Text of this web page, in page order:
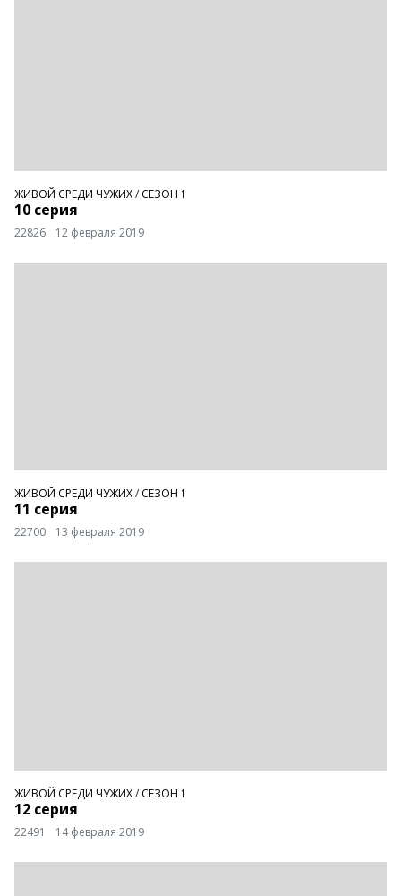
ЖИВОЙ СРЕДИ ЧУЖИХ/ СЕЗОН 1
10 серия
22826 12 февраля 2019
ЖИВОЙ СРЕДИ ЧУЖИХ/ СЕЗОН 1
11 серия
22700 13 февраля 2019
ЖИВОЙ СРЕДИ ЧУЖИХ/ СЕЗОН 1
12 серия
22491 14 февраля 2019